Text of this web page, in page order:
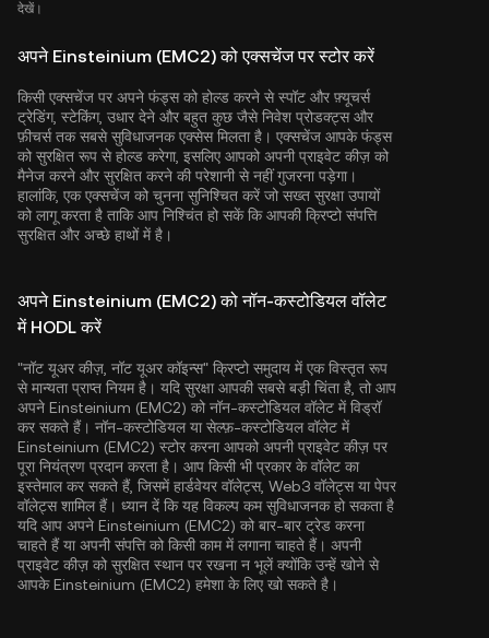
देखें।
अपने Einsteinium (EMC2) को एक्सचेंज पर स्टोर करें
किसी एक्सचेंज पर अपने फंड्स को होल्ड करने से स्पॉट और फ़्यूचर्स
ट्रेडिंग, स्टेकिंग, उधार देने और बहुत कुछ जैसे निवेश प्रोडक्ट्स और
फ़ीचर्स तक सबसे सुविधाजनक एक्सेस मिलता है। एक्सचेंज आपके फंड्स
को सुरक्षित रूप से होल्ड करेगा, इसलिए आपको अपनी प्राइवेट कीज़ को
मैनेज करने और सुरक्षित करने की परेशानी से नहीं गुजरना पड़ेगा।
हालांकि, एक एक्सचेंज को चुनना सुनिश्चित करें जो सख्त सुरक्षा उपायों
को लागू करता है ताकि आप निश्चिंत हो सकें कि आपकी क्रिप्टो संपत्ति
सुरक्षित और अच्छे हाथों में है।
अपने Einsteinium (EMC2) को नॉन-कस्टोडियल वॉलेट
में HODL करें
"नॉट यूअर कीज़, नॉट यूअर कॉइन्स" क्रिप्टो समुदाय में एक विस्तृत रूप
से मान्यता प्राप्त नियम है। यदि सुरक्षा आपकी सबसे बड़ी चिंता है, तो आप
अपने Einsteinium (EMC2) को नॉन-कस्टोडियल वॉलेट में विड्रॉ
कर सकते हैं। नॉन-कस्टोडियल या सेल्फ़-कस्टोडियल वॉलेट में
Einsteinium (EMC2) स्टोर करना आपको अपनी प्राइवेट कीज़ पर
पूरा नियंत्रण प्रदान करता है। आप किसी भी प्रकार के वॉलेट का
इस्तेमाल कर सकते हैं, जिसमें हार्डवेयर वॉलेट्स, Web3 वॉलेट्स या पेपर
वॉलेट्स शामिल हैं। ध्यान दें कि यह विकल्प कम सुविधाजनक हो सकता है
यदि आप अपने Einsteinium (EMC2) को बार-बार ट्रेड करना
चाहते हैं या अपनी संपत्ति को किसी काम में लगाना चाहते हैं। अपनी
प्राइवेट कीज़ को सुरक्षित स्थान पर रखना न भूलें क्योंकि उन्हें खोने से
आपके Einsteinium (EMC2) हमेशा के लिए खो सकते है।